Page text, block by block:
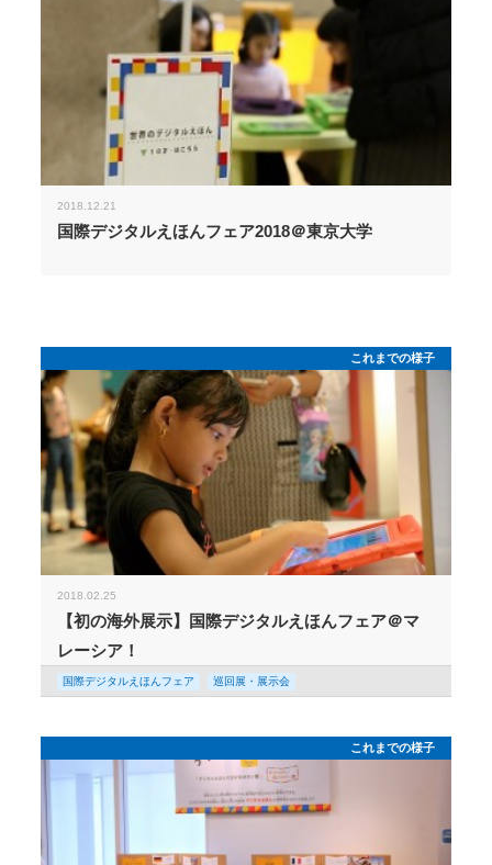
2018.12.21
国際デジタルえほんフェア2018＠東京大学
これまでの様子
2018.02.25
【初の海外展示】国際デジタルえほんフェア＠マ
レーシア！
国際デジタルえほんフェア 巡回展・展示会
これまでの様子